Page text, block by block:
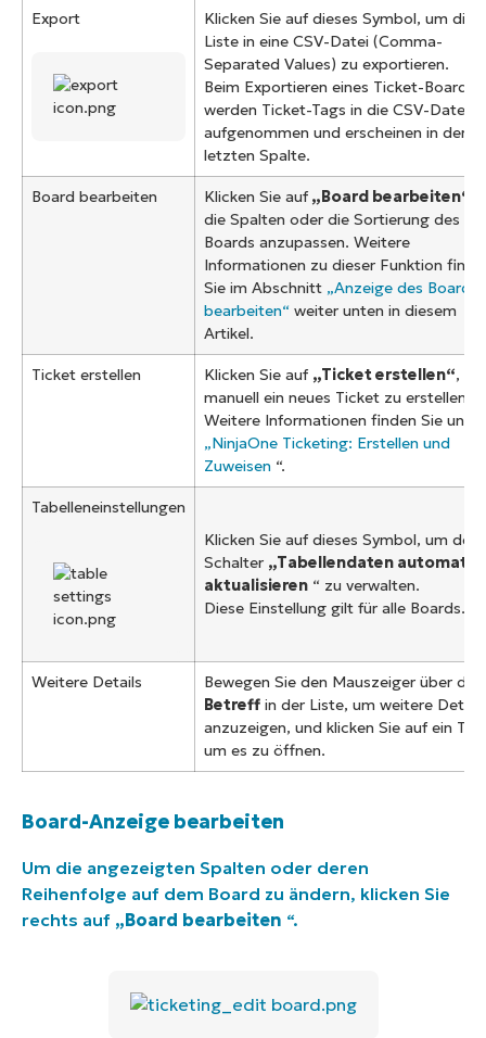
Export
Klicken Sie auf dieses Symbol, um die
Liste in eine CSV-Datei (Comma-
Separated Values) zu exportieren.
Beim Exportieren eines Ticket-Boards
werden Ticket-Tags in die CSV-Datei
aufgenommen und erscheinen in der
letzten Spalte.
Board bearbeiten Klicken Sie auf „Board bearbeiten“
die Spalten oder die Sortierung des
Boards anzupassen. Weitere
Informationen zu dieser Funktion
Sie im Abschnitt „Anzeige des Boards
bearbeiten“ weiter unten in diesem
Artikel.
Ticket erstellen Klicken Sie auf „Ticket erstellen“, um
manuell ein neues Ticket zu erstellen.
Weitere Informationen finden Sie unter
„NinjaOne Ticketing: Erstellen und
Zuweisen “.
Tabelleneinstellungen
Klicken Sie auf dieses Symbol, um den
Schalter „Tabellendaten
aktualisieren “ zu verwalten.
Diese Einstellung gilt für alle Boards.
Weitere Details
Bewegen Sie den Mauszeiger über den
Betreff in der Liste, um weitere Details
anzuzeigen, und klicken Sie auf ein
um es zu öffnen.
Board-Anzeige bearbeiten
Um die angezeigten Spalten oder deren
Reihenfolge auf dem Board zu ändern, klicken Sie
rechts auf „Board bearbeiten “.